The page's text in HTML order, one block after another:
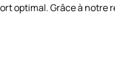
Grâce à notre